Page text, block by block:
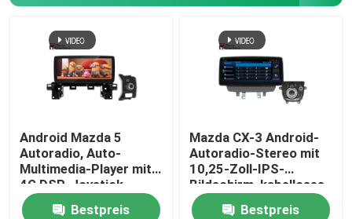
Android Mazda 5
Autoradio, Auto-
Multimedia-Player mit
4G DSP-Joystick
Bestpreis
Mazda CX-3 Android-
Autoradio-Stereo mit
10,25-Zoll-IPS-
Bildschirm, kabelloses
Carplay
Bestpreis